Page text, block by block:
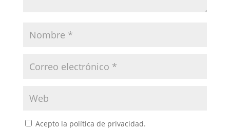
Acepto la política de privacidad.